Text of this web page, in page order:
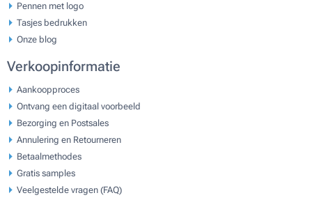
Pennen met logo
Tasjes bedrukken
Onze blog
Verkoopinformatie
Aankoopproces
Ontvang een digitaal voorbeeld
Bezorging en Postsales
Annulering en Retourneren
Betaalmethodes
Gratis samples
Veelgestelde vragen (FAQ)